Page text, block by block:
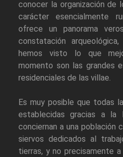
conocer la organización de
carácter esencialmente
ofrece un panorama
constatación
hemos visto lo que
momento son las grandes
residenciales de las villae.
Es muy posible que todas
establecidas gracias a la
conciernan a una población
siervos dedicados al
tierras, y no precisamente